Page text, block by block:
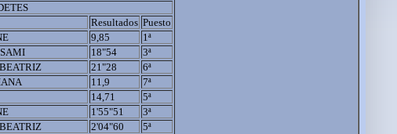
Resultados Puesto
9,85
1ª
18"54
3ª
21"28
6ª
11,9
7ª
14,71
5ª
1'55"51
3ª
2'04"60
5ª